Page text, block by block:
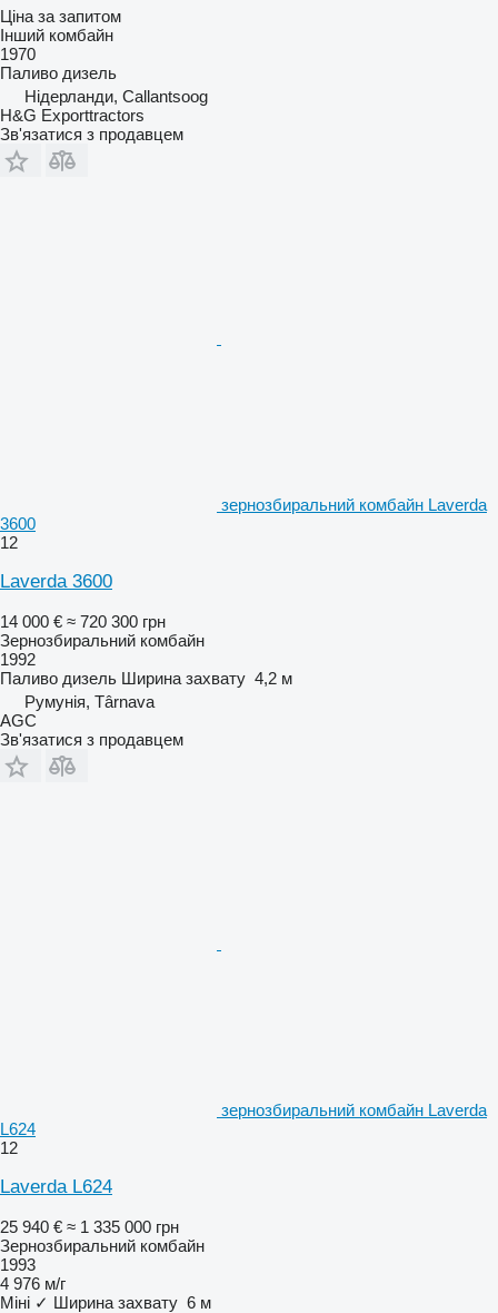
Ціна за запитом
Інший комбайн
1970
Паливо дизель
Нідерланди, Callantsoog
H&G Exporttractors
Зв'язатися з продавцем
зернозбиральний комбайн Laverda
3600
12
Laverda 3600
14 000 € ≈ 720 300 грн
Зернозбиральний комбайн
1992
Паливо дизель Ширина захвату 4,2 м
Румунія, Târnava
AGC
Зв'язатися з продавцем
зернозбиральний комбайн Laverda
L624
12
Laverda L624
25 940 € ≈ 1 335 000 грн
Зернозбиральний комбайн
1993
4 976 м/г
Міні ✓ Ширина захвату 6 м